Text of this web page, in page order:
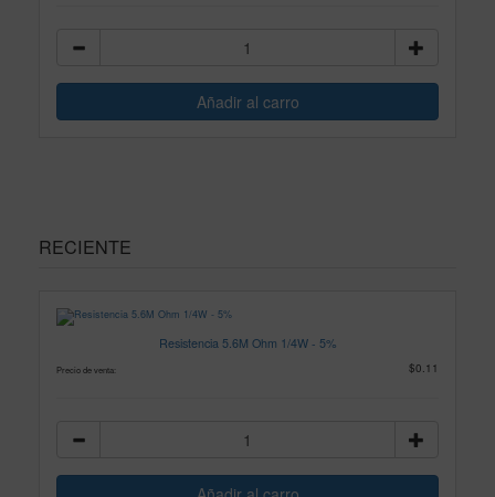
RECIENTE
Resistencia 5.6M Ohm 1/4W - 5%
Precio de venta: $0.11